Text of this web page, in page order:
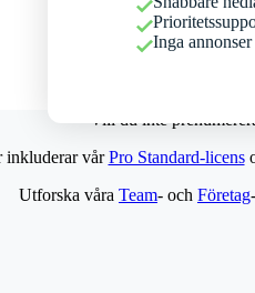
Inga annonser
Vill du inte
inkluderar vårPro Standard-licens
Utforska våra Team- och Företag